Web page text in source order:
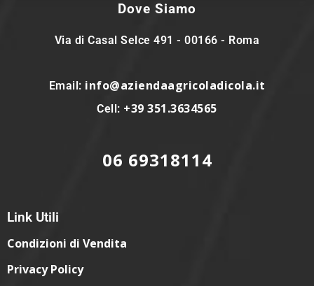
Dove Siamo
Via di Casal Selce 491 - 00166 - Roma
Email: info@aziendaagricoladicola.it
Cell: +39 351.3634565
06 69318114
Link Utili
Condizioni di Vendita
Privacy Policy